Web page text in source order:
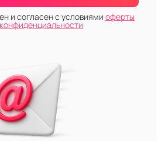
и согласен с условиями оферты